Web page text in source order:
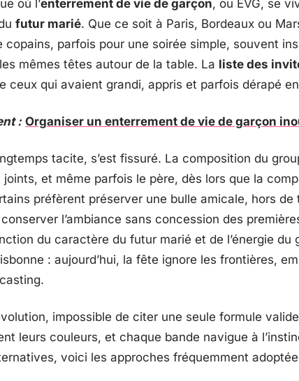
où l’enterrement de vie de garçon, ou EVG, se
futur marié. Que ce soit à Paris, Bordeaux ou
copains, parfois pour une soirée simple, souvent
mêmes têtes autour de la table. La liste des
ceux qui avaient grandi, appris et parfois dérapé
: Organiser un enterrement de vie de garçon
tacite, s’est fissuré. La composition du
et même parfois le père, dès lors que la
préfèrent préserver une bulle amicale, hors
l’ambiance sans concession des
du caractère du futur marié et de l’énergie du
: aujourd’hui, la fête ignore les frontières,
impossible de citer une seule formule
leurs couleurs, et chaque bande navigue à
voici les approches fréquemment